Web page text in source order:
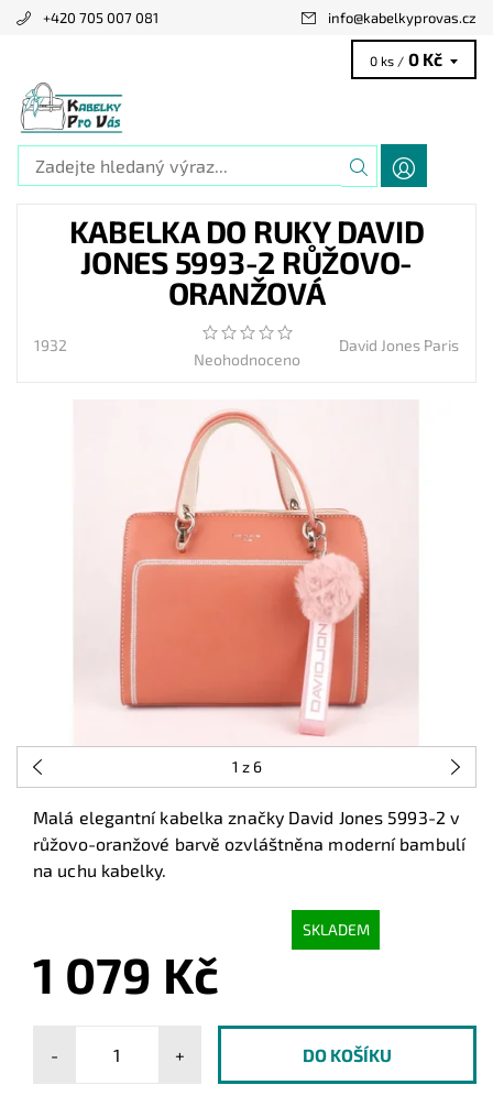
+420 705 007 081 info@kabelkyprovas.cz
0 ks / 0 Kč
KABELKA DO RUKY DAVID
JONES 5993-2 RŮŽOVO-
ORANŽOVÁ
1932
Neohodnoceno
David Jones Paris
1 z 6
Malá elegantní kabelka značky David Jones 5993-2 v
růžovo-oranžové barvě ozvláštněna moderní bambulí
na uchu kabelky.
SKLADEM
1 079 Kč
- +